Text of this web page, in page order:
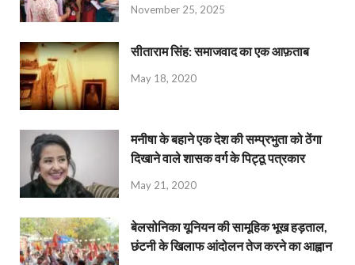
November 25, 2025
सीताराम सिंह: समाजवाद का एक आफ़ताब
May 18, 2020
मनीषा के बहाने एक देश की सम्प्रभुता को ठेंगा
दिखाने वाले शासक वर्ग के पिट्ठू पत्रकार
May 21, 2020
बेलसोनिका यूनियन की सामूहिक भूख हड़ताल,
छंटनी के खिलाफ आंदोलन तेज करने का आह्वान